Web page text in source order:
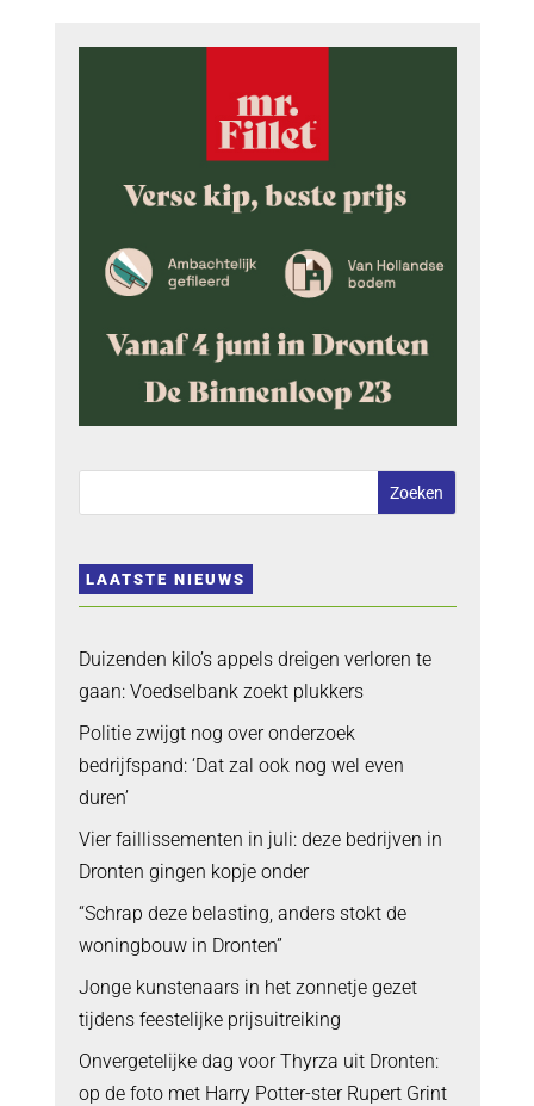
LAATSTE NIEUWS
Duizenden kilo’s appels dreigen verloren te
gaan: Voedselbank zoekt plukkers
Politie zwijgt nog over onderzoek
bedrijfspand: ‘Dat zal ook nog wel even
duren’
Vier faillissementen in juli: deze bedrijven in
Dronten gingen kopje onder
“Schrap deze belasting, anders stokt de
woningbouw in Dronten”
Jonge kunstenaars in het zonnetje gezet
tijdens feestelijke prijsuitreiking
Onvergetelijke dag voor Thyrza uit Dronten:
op de foto met Harry Potter-ster Rupert Grint